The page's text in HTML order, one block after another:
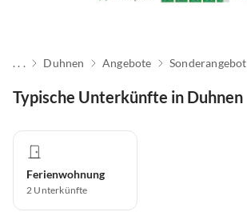
. . . Duhnen Angebote Sonderangebot
Typische Unterkünfte in Duhnen
Ferienwohnung
2 Unterkünfte